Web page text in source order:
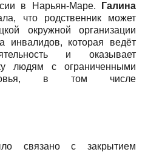
в Нарьян-Маре.
Галина
что родственник может
окружной организации
инвалидов, которая ведёт
и оказывает
людям с ограниченными
в том числе
связано с закрытием